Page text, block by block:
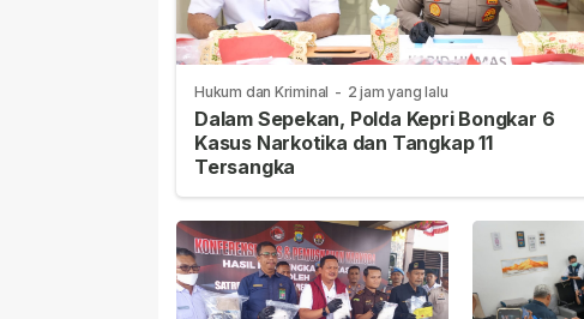
Hukum dan Kriminal - 2 jam yang lalu
Dalam Sepekan, Polda Kepri Bongkar 6
Kasus Narkotika dan Tangkap 11
Tersangka